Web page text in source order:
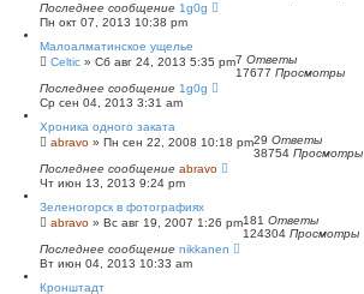
Последнее сообщение 1g0g
Пн окт 07, 2013 10:38 pm
Малоалматинское ущелье
Celtic » Сб авг 24, 2013 5:35 pm7 Ответы
17677 Просмотры
Последнее сообщение 1g0g
Ср сен 04, 2013 3:31 am
Хроника одного заката
abravo » Пн сен 22, 2008 10:18 pm29 Ответы
38754 Просмотры
Последнее сообщение abravo
Чт июн 13, 2013 9:24 pm
Зеленогорск в фотографиях
abravo » Вс авг 19, 2007 1:26 pm181 Ответы
124304 Просмотры
Последнее сообщение nikkanen
Вт июн 04, 2013 10:33 am
Кронштадт